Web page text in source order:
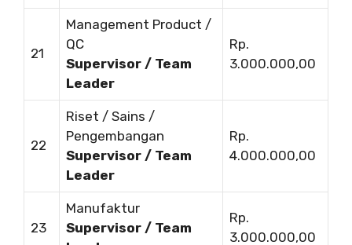
21
Management Product /
QC
Supervisor / Team
Leader
Rp.
3.000.000,00
22
Riset / Sains /
Pengembangan
Supervisor / Team
Leader
Rp.
4.000.000,00
23
Manufaktur
Supervisor / Team
Rp.
3.000.000,00